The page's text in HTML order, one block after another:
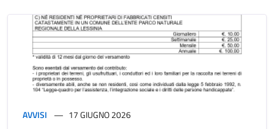
AVVISI 17 GIUGNO 2026